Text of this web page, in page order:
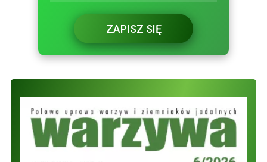
ZAPISZ SIĘ